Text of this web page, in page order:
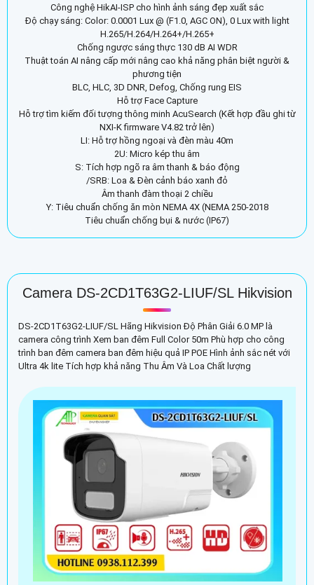
Công nghệ HikAI-ISP cho hình ảnh sáng đẹp xuất sắc
Độ chạy sáng: Color: 0.0001 Lux @ (F1.0, AGC ON), 0 Lux with light
H.265/H.264/H.264+/H.265+
Chống ngược sáng thực 130 dB AI WDR
Thuật toán AI nâng cấp mới nâng cao khả năng phân biệt người &
phương tiện
BLC, HLC, 3D DNR, Defog, Chống rung EIS
Hỗ trợ Face Capture
Hỗ trợ tìm kiếm đối tượng thông minh AcuSearch (Kết hợp đầu ghi từ
NXI-K firmware V4.82 trở lên)
LI: Hỗ trợ hồng ngoại và đèn màu 40m
2U: Micro kép thu âm
S: Tích hợp ngõ ra âm thanh & báo động
/SRB: Loa & Đèn cảnh báo xanh đỏ
Âm thanh đàm thoại 2 chiều
Y: Tiêu chuẩn chống ăn mòn NEMA 4X (NEMA 250-2018
Tiêu chuẩn chống bụi & nước (IP67)
Camera DS-2CD1T63G2-LIUF/SL Hikvision
DS-2CD1T63G2-LIUF/SL Hãng Hikvision Độ Phân Giải 6.0 MP là
camera công trình Xem ban đêm Full Color 50m Phù hợp cho công
trình ban đêm camera ban đêm hiệu quả IP POE Hình ảnh sắc nét với
Ultra 4k lite Tích hợp khả năng Thu Âm Và Loa Chất lượng